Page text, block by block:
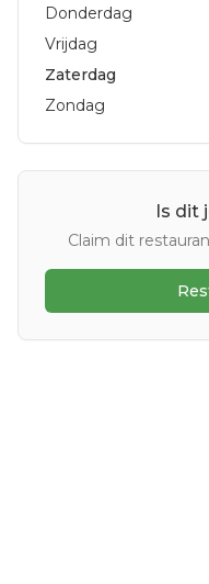
Donderdag
Vrijdag
Zaterdag
Zondag
Is dit
Claim dit